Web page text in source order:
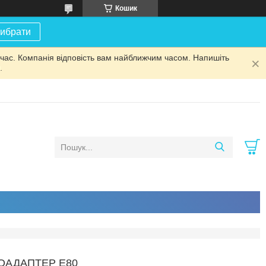
Кошик
Компанія відповість вам найближчим часом. Напишіть
E80